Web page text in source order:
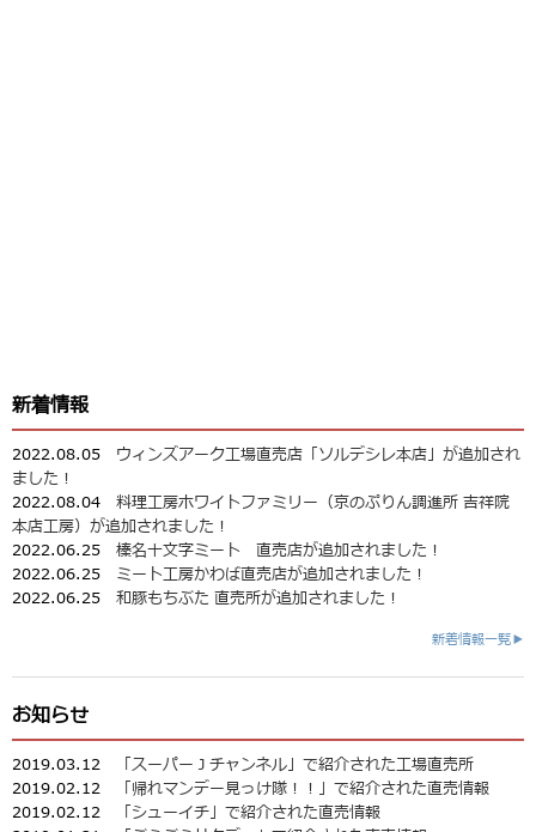
新着情報
2022.08.05 ウィンズアーク工場直売店「ソルデシレ本店」が追加され
ました！
2022.08.04 料理工房ホワイトファミリー（京のぷりん調進所 吉祥院
本店工房）が追加されました！
2022.06.25 榛名十文字ミート 直売店が追加されました！
2022.06.25 ミート工房かわば直売店が追加されました！
2022.06.25 和豚もちぶた 直売所が追加されました！
新着情報一覧▶
お知らせ
2019.03.12
「スーパーＪチャンネル」で紹介された工場直売所
2019.02.12
「帰れマンデー見っけ隊！！」で紹介された直売情報
2019.02.12
「シューイチ」で紹介された直売情報